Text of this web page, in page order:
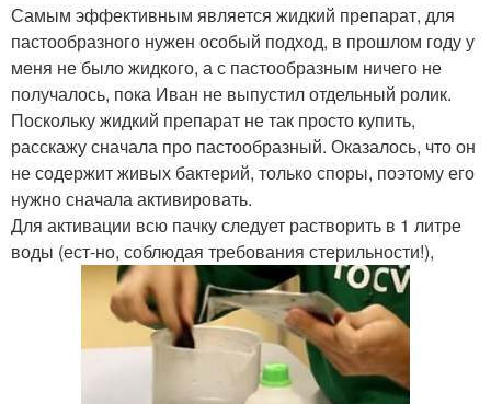
Самым эффективным является жидкий препарат, для
пастообразного нужен особый подход, в прошлом году у
меня не было жидкого, а с пастообразным ничего не
получалось, пока Иван не выпустил отдельный ролик.
Поскольку жидкий препарат не так просто купить,
расскажу сначала про пастообразный. Оказалось, что он
не содержит живых бактерий, только споры, поэтому его
нужно сначала активировать.
Для активации всю пачку следует растворить в 1 литре
воды (ест-но, соблюдая требования стерильности!),